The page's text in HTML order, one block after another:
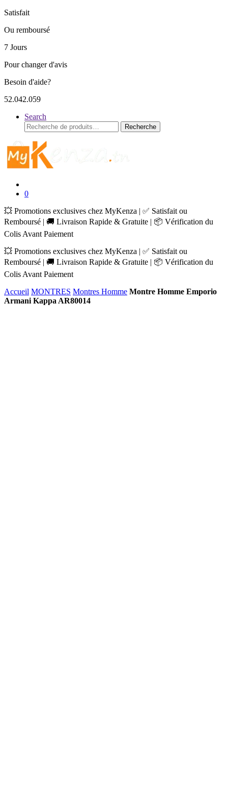
Satisfait
Ou remboursé
7 Jours
Pour changer d'avis
Besoin d'aide?
52.042.059
Search
Recherche
pour :
Recherche
0
💥 Promotions exclusives chez MyKenza | ✅ Satisfait ou
Remboursé | 🚚 Livraison Rapide & Gratuite | 📦 Vérification du
Colis Avant Paiement
💥 Promotions exclusives chez MyKenza | ✅ Satisfait ou
Remboursé | 🚚 Livraison Rapide & Gratuite | 📦 Vérification du
Colis Avant Paiement
Accueil MONTRES Montres Homme Montre Homme Emporio
Armani Kappa AR80014